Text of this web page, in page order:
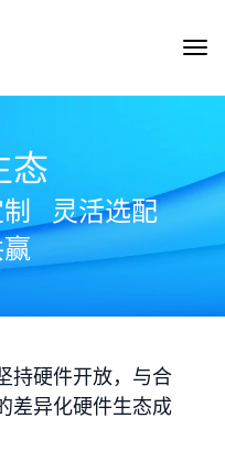
态
灵活选配
持硬件开放，与合
差异化硬件生态成